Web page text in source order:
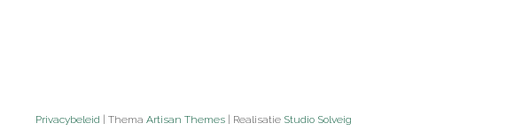
Privacybeleid | Thema Artisan Themes | Realisatie Studio Solveig